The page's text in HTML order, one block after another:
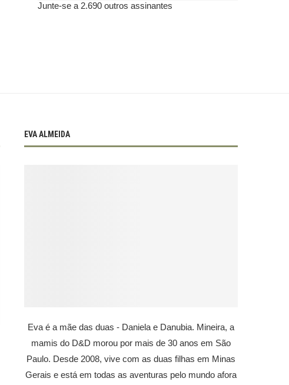
Junte-se a 2.690 outros assinantes
EVA ALMEIDA
Eva é a mãe das duas - Daniela e Danubia. Mineira, a
mamis do D&D morou por mais de 30 anos em São
Paulo. Desde 2008, vive com as duas filhas em Minas
Gerais e está em todas as aventuras pelo mundo afora